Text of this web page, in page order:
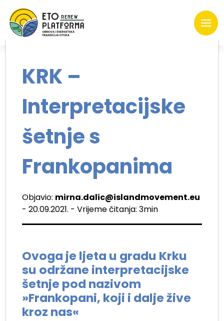
KRK –
Interpretacijske
šetnje s
Frankopanima
Objavio: mirna.dalic@islandmovement.eu
- 20.09.2021. - Vrijeme čitanja: 3min
Ovoga je ljeta u gradu Krku
su održane interpretacijske
šetnje pod nazivom
»Frankopani, koji i dalje žive
kroz nas«